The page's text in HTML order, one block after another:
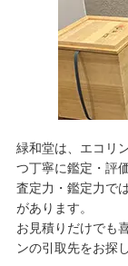
緑和堂は、エコリ
つ丁寧に鑑定・評
査定力・鑑定力で
があります。
お見積りだけでも
ンの引取先をお探